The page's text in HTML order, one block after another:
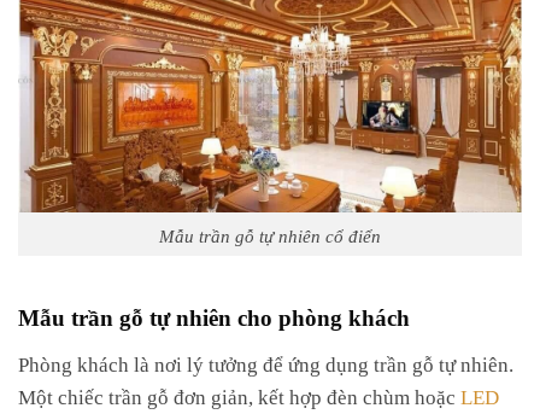
Mẫu trần gỗ tự nhiên cổ điển
Mẫu trần gỗ tự nhiên cho phòng khách
Phòng khách là nơi lý tưởng để ứng dụng trần gỗ tự nhiên.
Một chiếc trần gỗ đơn giản, kết hợp đèn chùm hoặc LED